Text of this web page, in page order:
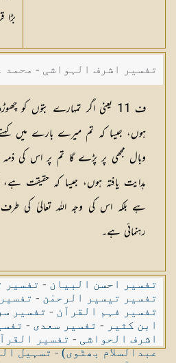
تفسیر اشرف الہواشی - محمد
ف 11 یعنی اگر تمہارے بتوں کو
ہوں، جیسا کہ تم میرے بارے میں
وبال مجھی پر پڑے گا تم پر اس کی
ہدایت یافتہ ہوں، جیسا کہ حقیقت ہے،
ہے بلکہ اس کی وجہ اللہ تعالیٰ کی
رہنمائی ہے۔
تفسیر احسن البیان - تفسیر
تفسیر تیسیر الرحمٰن -
تفسیر فہم القرآن - تفسیر
ابن کثیر - تفسیر سعدی -
اشرف الحواشی - تفسیر
عبدالسلام بھٹوی)-تسہیل